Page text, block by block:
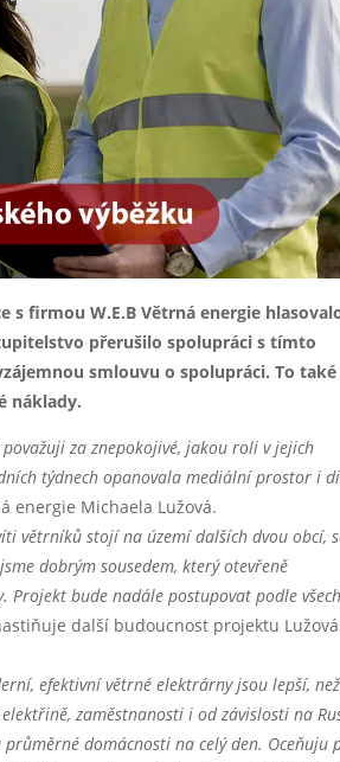
s firmou W.E.B Větrná energie
přerušilo spolupráci s tímto
smlouvu o spolupráci. To také
náklady.
za znepokojivé, jakou roli v jejich
týdnech opanovala mediální prostor i
energie Michaela Lužová.
větrníků stojí na území dalších dvou obcí,
dobrým sousedem, který otevřeně
Projekt bude nadále postupovat podle všech
další budoucnost projektu
efektivní větrné elektrárny jsou lepší,
zaměstnanosti i od závislosti na
domácnosti na celý den. Oceňuju